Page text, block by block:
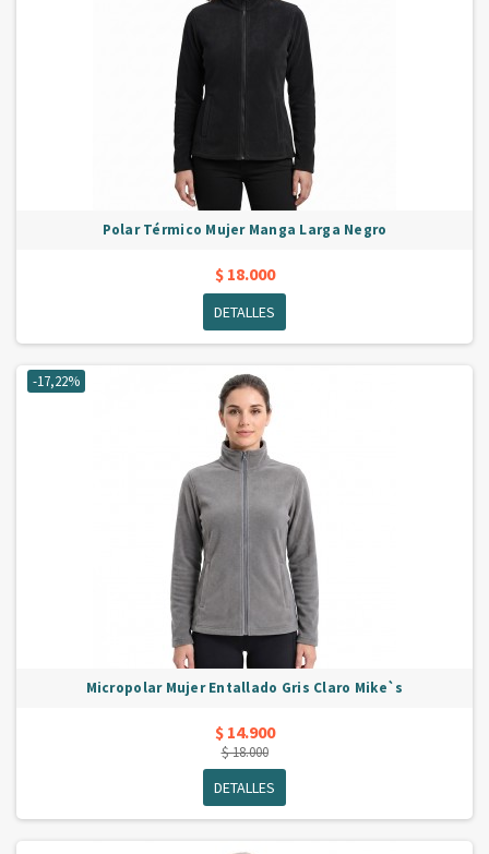
Polar Térmico Mujer Manga Larga Negro
$ 18.000
DETALLES
-17,22%
Micropolar Mujer Entallado Gris Claro Mike`s
$ 14.900
$ 18.000
DETALLES